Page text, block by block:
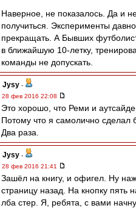
Наверное, не показалось. Да и
получиться. Эксперименты
прекращать. А Бывших
в ближайшую 10-летку,
команды не допускать.
Jysy -
28 фев 2016 22:08
Это хорошо, что Реми и
Потому что я самолично сделал
Два раза.
Jysy -
28 фев 2016 21:41
Зашёл на книгу, и офигел. Ну
страницу назад. На кнопку пять
лба стер. Я, ребята, с вами